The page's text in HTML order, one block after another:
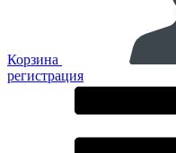
Корзина
регистрация